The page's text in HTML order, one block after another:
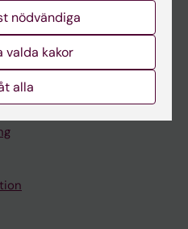
nödvändiga
valda kakor
alla